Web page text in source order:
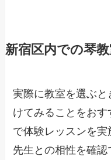
新宿区内での琴
実際に教室を選ぶ
けてみることをお
で体験レッスンを
先生との相性を確認